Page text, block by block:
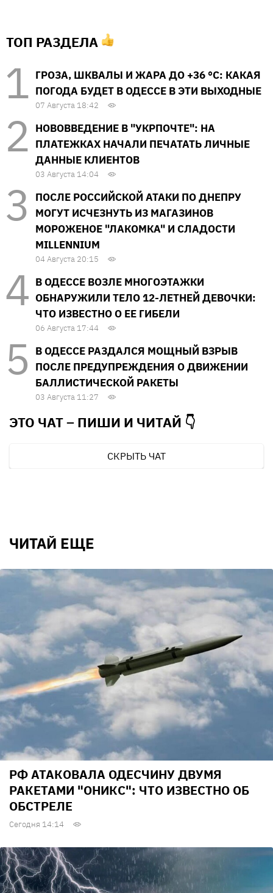
ТОП РАЗДЕЛА
ГРОЗА, ШКВАЛЫ И ЖАРА ДО +36 °С: КАКАЯ
ПОГОДА БУДЕТ В ОДЕССЕ В ЭТИ ВЫХОДНЫЕ
07 Августа 18:42
НОВОВВЕДЕНИЕ В "УКРПОЧТЕ": НА
ПЛАТЕЖКАХ НАЧАЛИ ПЕЧАТАТЬ ЛИЧНЫЕ
ДАННЫЕ КЛИЕНТОВ
03 Августа 14:04
ПОСЛЕ РОССИЙСКОЙ АТАКИ ПО ДНЕПРУ
МОГУТ ИСЧЕЗНУТЬ ИЗ МАГАЗИНОВ
МОРОЖЕНОЕ "ЛАКОМКА" И СЛАДОСТИ
MILLENNIUM
04 Августа 20:15
В ОДЕССЕ ВОЗЛЕ МНОГОЭТАЖКИ
ОБНАРУЖИЛИ ТЕЛО 12-ЛЕТНЕЙ ДЕВОЧКИ:
ЧТО ИЗВЕСТНО О ЕЕ ГИБЕЛИ
06 Августа 17:44
В ОДЕССЕ РАЗДАЛСЯ МОЩНЫЙ ВЗРЫВ
ПОСЛЕ ПРЕДУПРЕЖДЕНИЯ О ДВИЖЕНИИ
БАЛЛИСТИЧЕСКОЙ РАКЕТЫ
03 Августа 11:27
ЭТО ЧАТ – ПИШИ И ЧИТАЙ 👇
СКРЫТЬ ЧАТ
ЧИТАЙ ЕЩЕ
РФ АТАКОВАЛА ОДЕСЧИНУ ДВУМЯ
РАКЕТАМИ "ОНИКС": ЧТО ИЗВЕСТНО ОБ
ОБСТРЕЛЕ
Сегодня 14:14